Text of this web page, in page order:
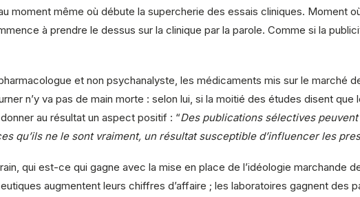
moment même où débute la supercherie des essais cliniques. Moment
à prendre le dessus sur la clinique par la parole. Comme si la
et non psychanalyste, les médicaments mis sur le marché
n’y va pas de main morte : selon lui, si la moitié des études disent
au résultat un aspect positif : “Des publications sélectives
qu’ils ne le sont vraiment, un résultat susceptible d’influencer les
qui est-ce qui gagne avec la mise en place de l’idéologie marchande
augmentent leurs chiffres d’affaire ; les laboratoires gagnent des